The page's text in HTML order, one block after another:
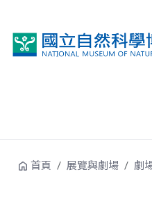
首頁 展覽與劇場 劇